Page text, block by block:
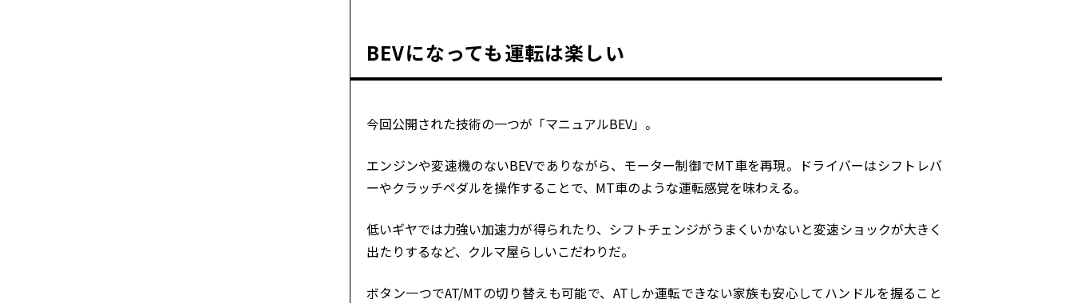
BEVになっても運転は楽しい
今回公開された技術の一つが「マニュアルBEV」。
エンジンや変速機のないBEVでありながら、モーター制御でMT車を再現。ドライバーはシフトレバ
ーやクラッチペダルを操作することで、 MT車のような運転感覚を味わえる。
低いギヤでは力強い加速力が得られたり、シフトチェンジがうまくいかないと変速ショックが大きく
出たりするなど、クルマ屋らしいこだわりだ。
ボタン一つでAT/MTの切り替えも可能で、 ATしか運転できない家族も安心してハンドルを握ること